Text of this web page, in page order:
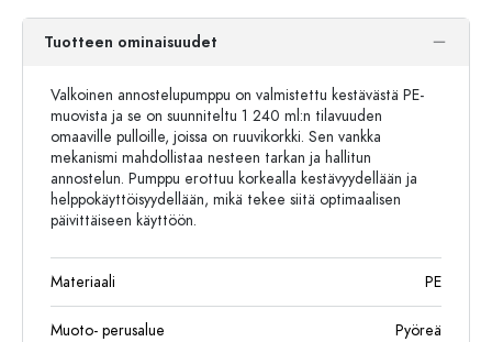
Tuotteen ominaisuudet
Valkoinen annostelupumppu on valmistettu kestävästä PE-
muovista ja se on suunniteltu 1 240 ml:n tilavuuden
omaaville pulloille, joissa on ruuvikorkki. Sen vankka
mekanismi mahdollistaa nesteen tarkan ja hallitun
annostelun. Pumppu erottuu korkealla kestävyydellään ja
helppokäyttöisyydellään, mikä tekee siitä optimaalisen
päivittäiseen käyttöön.
Materiaali PE
Muoto- perusalue Pyöreä